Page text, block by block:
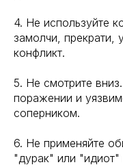
4. Не используйте
замолчи, прекрати,
конфликт.
5. Не смотрите
поражении и
соперником.
6. Не применяйте
"дурак" или